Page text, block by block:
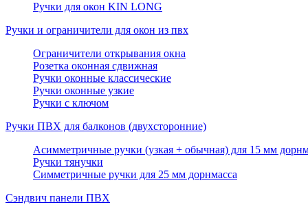
Ручки для окон KIN LONG
Ручки и ограничители для окон из пвх
Ограничители открывания окна
Розетка оконная сдвижная
Ручки оконные классические
Ручки оконные узкие
Ручки с ключом
Ручки ПВХ для балконов (двухсторонние)
Асимметричные ручки (узкая + обычная) для 15 мм
Ручки тянучки
Симметричные ручки для 25 мм дорнмасса
Сэндвич панели ПВХ